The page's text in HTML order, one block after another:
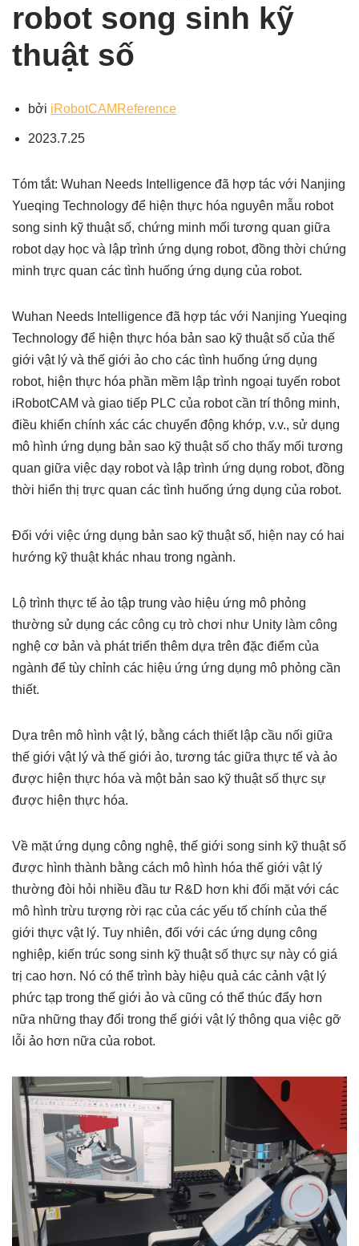
robot song sinh kỹ
thuật số
bởi iRobotCAMReference
2023.7.25
Tóm tắt: Wuhan Needs Intelligence đã hợp tác với Nanjing
Yueqing Technology để hiện thực hóa nguyên mẫu robot
song sinh kỹ thuật số, chứng minh mối tương quan giữa
robot dạy học và lập trình ứng dụng robot, đồng thời chứng
minh trực quan các tình huống ứng dụng của robot.
Wuhan Needs Intelligence đã hợp tác với Nanjing Yueqing
Technology để hiện thực hóa bản sao kỹ thuật số của thế
giới vật lý và thế giới ảo cho các tình huống ứng dụng
robot, hiện thực hóa phần mềm lập trình ngoại tuyến robot
iRobotCAM và giao tiếp PLC của robot cần trí thông minh,
điều khiển chính xác các chuyển động khớp, v.v., sử dụng
mô hình ứng dụng bản sao kỹ thuật số cho thấy mối tương
quan giữa việc dạy robot và lập trình ứng dụng robot, đồng
thời hiển thị trực quan các tình huống ứng dụng của robot.
Đối với việc ứng dụng bản sao kỹ thuật số, hiện nay có hai
hướng kỹ thuật khác nhau trong ngành.
Lộ trình thực tế ảo tập trung vào hiệu ứng mô phỏng
thường sử dụng các công cụ trò chơi như Unity làm công
nghệ cơ bản và phát triển thêm dựa trên đặc điểm của
ngành để tùy chỉnh các hiệu ứng ứng dụng mô phỏng cần
thiết.
Dựa trên mô hình vật lý, bằng cách thiết lập cầu nối giữa
thế giới vật lý và thế giới ảo, tương tác giữa thực tế và ảo
được hiện thực hóa và một bản sao kỹ thuật số thực sự
được hiện thực hóa.
Về mặt ứng dụng công nghệ, thế giới song sinh kỹ thuật số
được hình thành bằng cách mô hình hóa thế giới vật lý
thường đòi hỏi nhiều đầu tư R&D hơn khi đối mặt với các
mô hình trừu tượng rời rạc của các yếu tố chính của thế
giới thực vật lý. Tuy nhiên, đối với các ứng dụng công
nghiệp, kiến ​​trúc song sinh kỹ thuật số thực sự này có giá
trị cao hơn. Nó có thể trình bày hiệu quả các cảnh vật lý
phức tạp trong thế giới ảo và cũng có thể thúc đẩy hơn
nữa những thay đổi trong thế giới vật lý thông qua việc gỡ
lỗi ảo hơn nữa của robot.